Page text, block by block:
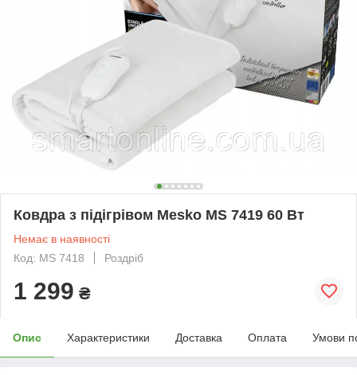
Ковдра з підігрівом Mesko MS 7419 60 Вт
Немає в наявності
Код: MS 7418
Роздріб
1 299 ₴
Опис Характеристики Доставка Оплата Умови